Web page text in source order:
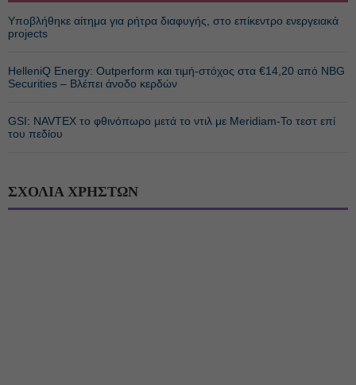
Υποβλήθηκε αίτημα για ρήτρα διαφυγής, στο επίκεντρο ενεργειακά
projects
HelleniQ Energy: Outperform και τιμή-στόχος στα €14,20 από NBG
Securities – Βλέπει άνοδο κερδών
GSI: NAVTEX το φθινόπωρο μετά το ντιλ με Meridiam-Το τεστ επί
του πεδίου
ΣΧΟΛΙΑ ΧΡΗΣΤΩΝ